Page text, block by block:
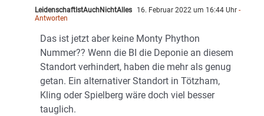
LeidenschaftIstAuchNichtAlles 16. Februar 2022 um 16:44 Uhr -
Antworten
Das ist jetzt aber keine Monty Phython
Nummer?? Wenn die BI die Deponie an diesem
Standort verhindert, haben die mehr als genug
getan. Ein alternativer Standort in Tötzham,
Kling oder Spielberg wäre doch viel besser
tauglich.